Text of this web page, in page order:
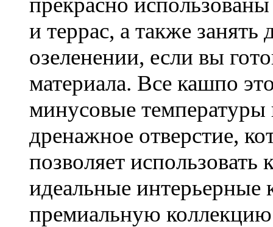
и террас, а также
озеленении, если вы
материала. Все кашпо
минусовые температуры
дренажное отверстие,
позволяет
идеальные интерьерные
премиальную